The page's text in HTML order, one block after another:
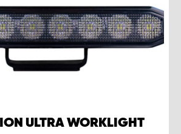
ULTRA WORKLIGHT